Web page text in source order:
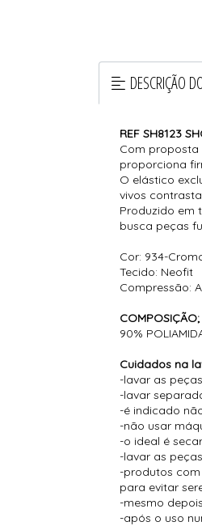
DESCRIÇÃO
REF SH8123
Com proposta
proporciona
O elástico
vivos
Produzido em
busca peças
Cor: 934-
Tecido: Neofit
Compressão:
COMPOSIÇÃO;
90%
Cuidados na
-lavar as
-lavar
-é indicado
-não usar
-o ideal é
-lavar as
-produtos
para evitar
-mesmo
-após o uso